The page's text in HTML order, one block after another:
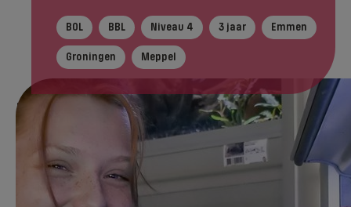
BOL BBL Niveau 4 3 jaar Emmen
Groningen Meppel
In het kort Tijdens je opleiding Na je
Direct aanmelden